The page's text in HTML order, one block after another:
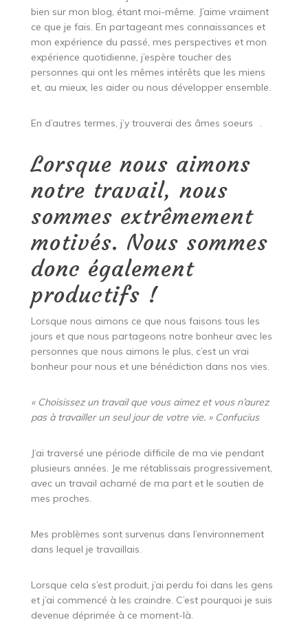
bien sur mon blog, étant moi-même. J’aime vraiment
ce que je fais. En partageant mes connaissances et
mon expérience du passé, mes perspectives et mon
expérience quotidienne, j’espère toucher des
personnes qui ont les mêmes intérêts que les miens
et, au mieux, les aider ou nous développer ensemble.
En d’autres termes, j’y trouverai des âmes soeurs .
Lorsque nous aimons
notre travail, nous
sommes extrêmement
motivés. Nous sommes
donc également
productifs !
Lorsque nous aimons ce que nous faisons tous les
jours et que nous partageons notre bonheur avec les
personnes que nous aimons le plus, c’est un vrai
bonheur pour nous et une bénédiction dans nos vies.
« Choisissez un travail que vous aimez et vous n’aurez
pas à travailler un seul jour de votre vie. » Confucius
J’ai traversé une période difficile de ma vie pendant
plusieurs années. Je me rétablissais progressivement,
avec un travail acharné de ma part et le soutien de
mes proches.
Mes problèmes sont survenus dans l’environnement
dans lequel je travaillais.
Lorsque cela s’est produit, j’ai perdu foi dans les gens
et j’ai commencé à les craindre. C’est pourquoi je suis
devenue déprimée à ce moment-là.